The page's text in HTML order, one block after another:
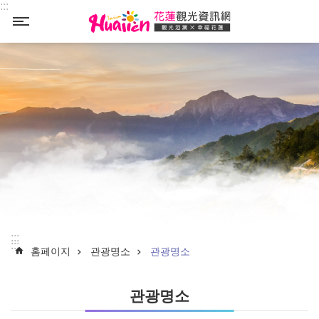
Select
:::
:::
::: 홈페이지 관광명소 관광명소
관광명소